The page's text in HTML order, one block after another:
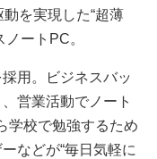
を実現した“超薄
ートPC。
用。ビジネスバッ
営業活動でノート
学校で勉強するため
などが“毎日気軽に